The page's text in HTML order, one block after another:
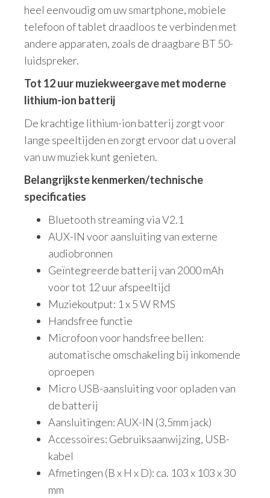
heel eenvoudig om uw smartphone, mobiele
telefoon of tablet draadloos te verbinden met
andere apparaten, zoals de draagbare BT 50-
luidspreker.
Tot 12 uur muziekweergave met moderne
lithium-ion batterij
De krachtige lithium-ion batterij zorgt voor
lange speeltijden en zorgt ervoor dat u overal
van uw muziek kunt genieten.
Belangrijkste kenmerken/technische
specificaties
Bluetooth streaming via V2.1
AUX-IN voor aansluiting van externe
audiobronnen
Geïntegreerde batterij van 2000 mAh
voor tot 12 uur afspeeltijd
Muziekoutput: 1 x 5 W RMS
Handsfree functie
Microfoon voor handsfree bellen:
automatische omschakeling bij inkomende
oproepen
Micro USB-aansluiting voor opladen van
de batterij
Aansluitingen: AUX-IN (3,5mm jack)
Accessoires: Gebruiksaanwijzing, USB-
kabel
Afmetingen (B x H x D): ca. 103 x 103 x 30
mm